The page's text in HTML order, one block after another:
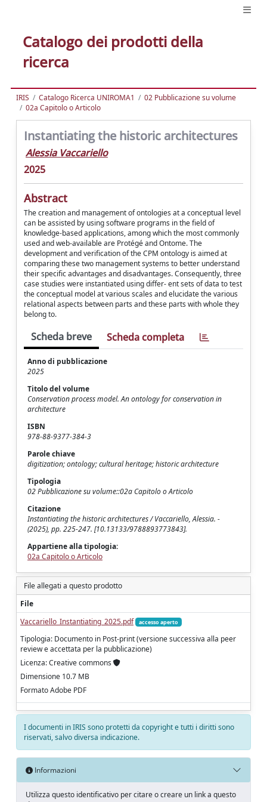
Catalogo dei prodotti della
ricerca
IRIS Catalogo Ricerca UNIROMA1
02 Pubblicazione su volume
02a Capitolo o Articolo
Instantiating the historic architectures
Alessia Vaccariello
2025
Abstract
The creation and management of ontologies at a conceptual level
can be assisted by using software programs in the field of
knowledge-based applications, among which the most commonly
used and web-available are Protégé and Ontome. The
development and verification of the CPM ontology is aimed at
comparing these two management systems to better understand
their specific advantages and disadvantages. Consequently, three
case studies were instantiated using differ- ent sets of data to test
the conceptual model at various scales and elucidate the various
relational aspects between parts and these parts with whole they
belong to.
Scheda breve Scheda completa
Anno di pubblicazione
2025
Titolo del volume
Conservation process model. An ontology for conservation in
architecture
ISBN
978-88-9377-384-3
Parole chiave
digitization; ontology; cultural heritage; historic architecture
Tipologia
02 Pubblicazione su volume::02a Capitolo o Articolo
Citazione
Instantiating the historic architectures / Vaccariello, Alessia. -
(2025), pp. 225-247. [10.13133/9788893773843].
Appartiene alla tipologia:
02a Capitolo o Articolo
File allegati a questo prodotto
File
Vaccariello_Instantiating_2025.pdf
accesso aperto
Tipologia: Documento in Post-print (versione successiva alla peer
review e accettata per la pubblicazione)
Licenza: Creative commons
Dimensione 10.7 MB
Formato Adobe PDF
I documenti in IRIS sono protetti da copyright e tutti i diritti sono
riservati, salvo diversa indicazione.
Informazioni
Utilizza questo identificativo per citare o creare un link a questo